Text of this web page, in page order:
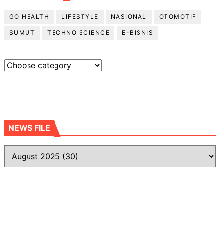
GO HEALTH LIFESTYLE NASIONAL OTOMOTIF
SUMUT TECHNO SCIENCE E-BISNIS
NEWS FILE